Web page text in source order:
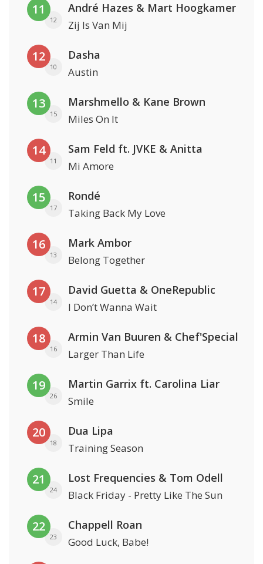
11
12
André Hazes & Mart Hoogkamer
Zij Is Van Mij
12
10
Dasha
Austin
13
15
Marshmello & Kane Brown
Miles On It
14
11
Sam Feld ft. JVKE & Anitta
Mi Amore
15
17
Rondé
Taking Back My Love
16
13
Mark Ambor
Belong Together
17
14
David Guetta & OneRepublic
I Don’t Wanna Wait
18
16
Armin Van Buuren & Chef'Special
Larger Than Life
19
26
Martin Garrix ft. Carolina Liar
Smile
20
18
Dua Lipa
Training Season
21
24
Lost Frequencies & Tom Odell
Black Friday - Pretty Like The Sun
22
23
Chappell Roan
Good Luck, Babe!